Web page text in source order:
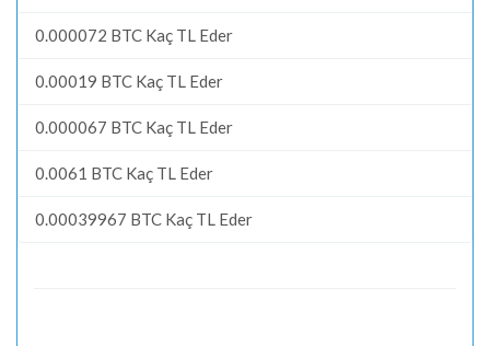
0.000072 BTC Kaç TL Eder
0.00019 BTC Kaç TL Eder
0.000067 BTC Kaç TL Eder
0.0061 BTC Kaç TL Eder
0.00039967 BTC Kaç TL Eder